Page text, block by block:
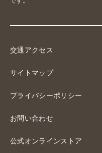
交通アクセス
サイトマップ
プライバシーポリシー
お問い合わせ
公式オンラインストア